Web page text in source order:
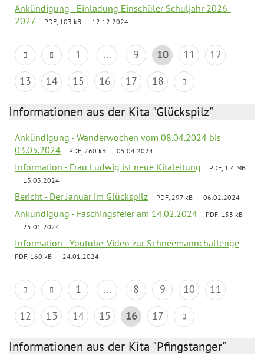
Ankündigung - Einladung Einschüler Schuljahr 2026-
2027
PDF, 103 kB 12.12.2024
1 ... 9 10 11
12
13
14 15 16 17 18
Informationen aus der Kita "Glückspilz"
Ankündigung - Wanderwochen vom 08.04.2024 bis
03.05.2024
PDF, 260 kB 05.04.2024
Information - Frau Ludwig ist neue Kitaleitung
PDF, 1.4 MB
13.03.2024
Bericht - Der Januar im Glückspilz PDF, 297 kB 06.02.2024
Ankündigung - Faschingsfeier am 14.02.2024
PDF, 153 kB
25.01.2024
Information - Youtube-Video zur Schneemannchallenge
PDF, 160 kB 24.01.2024
1 ... 8 9 10
11
12
13 14 15 16 17
Informationen aus der Kita "Pfingstanger"